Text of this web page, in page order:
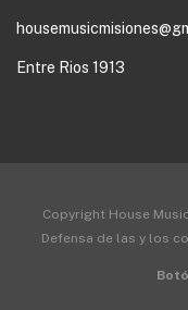
Entre Rios 1913
Copyright House
Defensa de las y los